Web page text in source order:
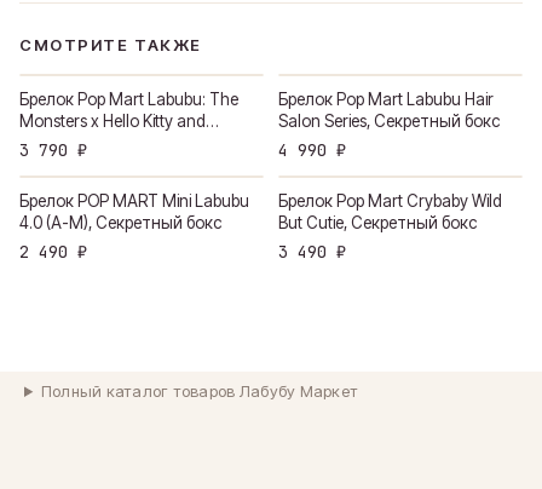
СМОТРИТЕ ТАКЖЕ
Брелок Pop Mart Labubu: The
Monsters x Hello Kitty and
Friends, Секретный бокс
3 790 ₽
Брелок Pop Mart Labubu Hair
Salon Series, Секретный бокс
4 990 ₽
Брелок POP MART Mini Labubu
4.0 (A-M), Секретный бокс
2 490 ₽
Брелок Pop Mart Crybaby Wild
But Cutie, Секретный бокс
3 490 ₽
Полный каталог товаров Лабубу Маркет